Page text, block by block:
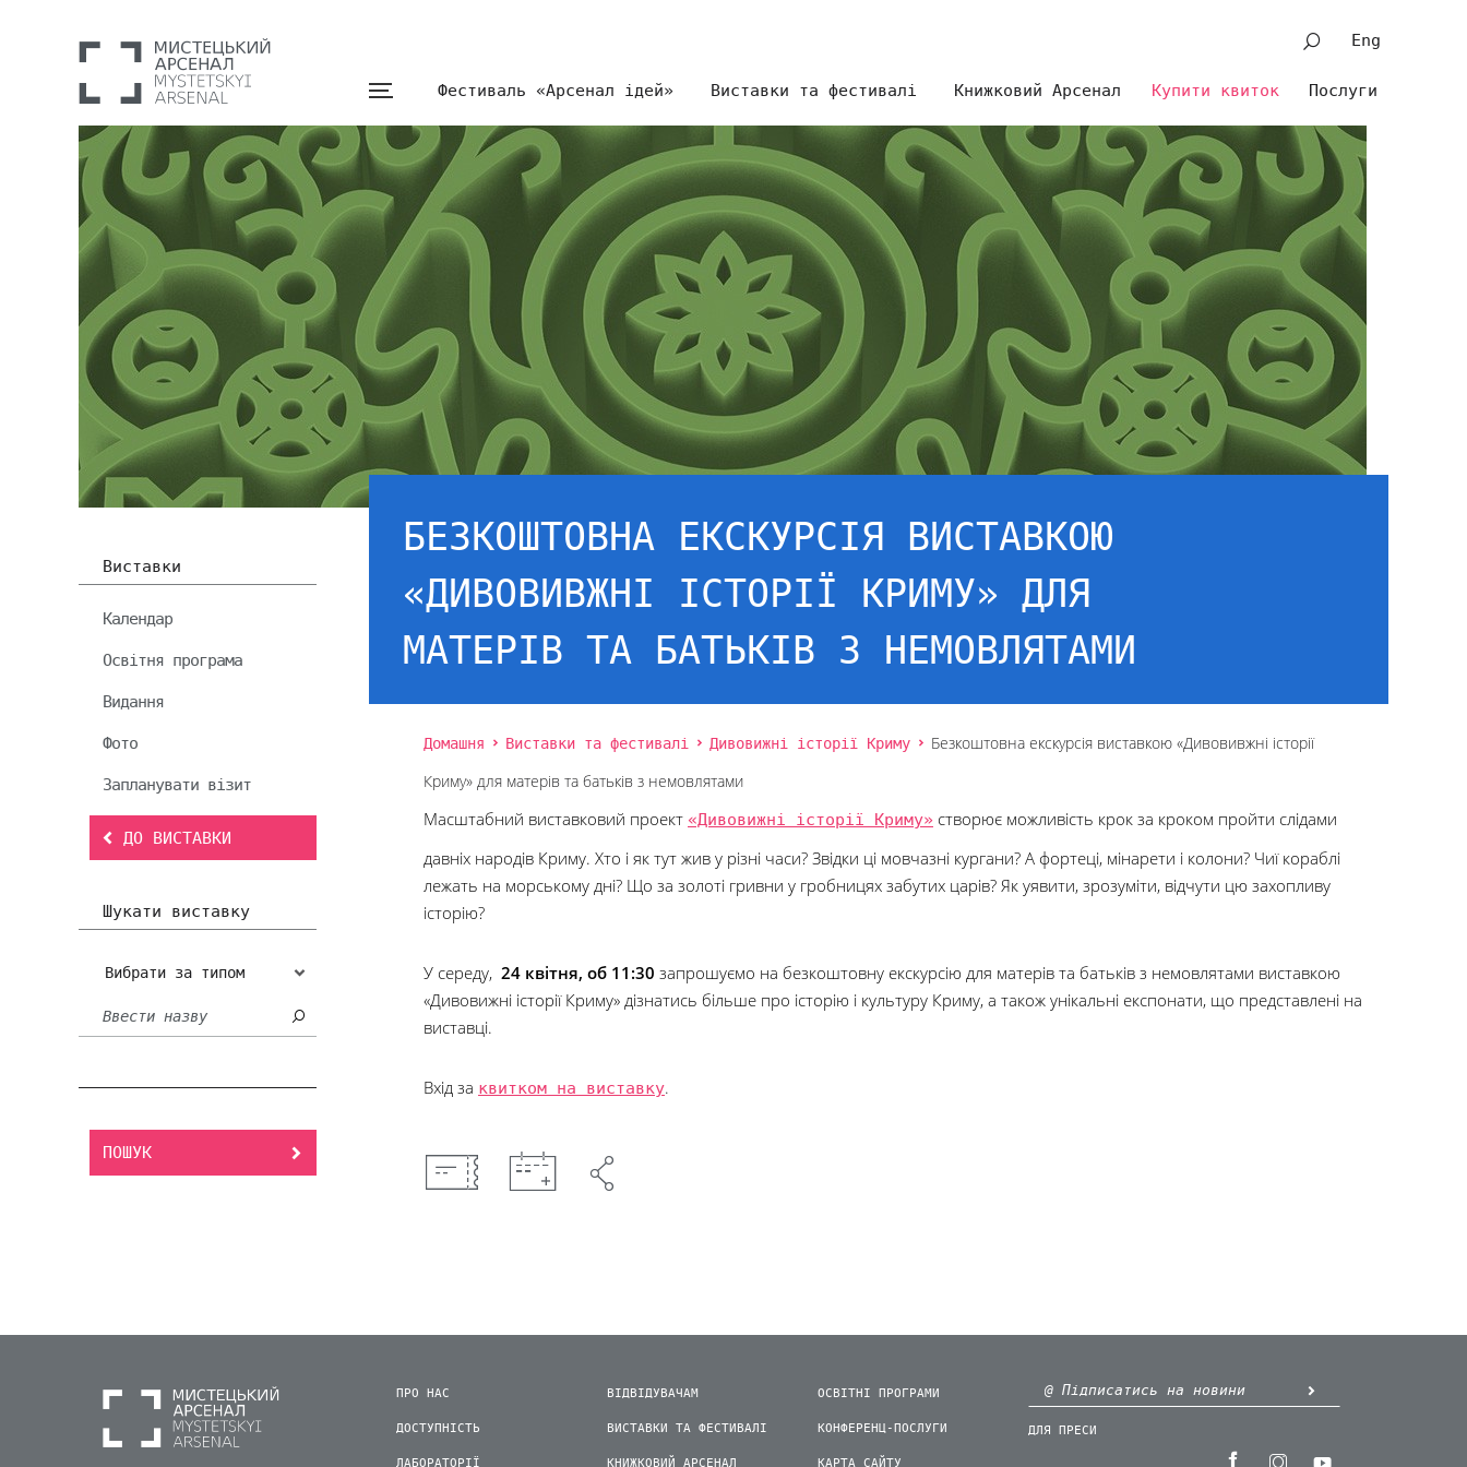
Eng
Фестиваль «Арсенал ідей» Виставки та фестивалі Книжковий Арсенал Послуги
Купити квиток
Виставки
Календар
Освітня програма
Видання
Фото
Запланувати візит
ДО ВИСТАВКИ
Шукати виставку
Вибрати за типом
ПОШУК
БЕЗКОШТОВНА ЕКСКУРСІЯ ВИСТАВКОЮ
«ДИВОВИВЖНІ ІСТОРІЇ КРИМУ» ДЛЯ
МАТЕРІВ ТА БАТЬКІВ З НЕМОВЛЯТАМИ
Домашня Виставки та фестивалі Дивовижні історії Криму
Безкоштовна екскурсія виставкою «Дивовивжні історії
Криму» для матерів та батьків з немовлятами
Масштабний виставковий проект «Дивовижні історії Криму» створює можливість крок за кроком пройти слідами
давніх народів Криму. Хто і як тут жив у різні часи? Звідки ці мовчазні кургани? А фортеці, мінарети і колони? Чиї кораблі
лежать на морському дні? Що за золоті гривни у гробницях забутих царів? Як уявити, зрозуміти, відчути цю захопливу
історію?
У середу, 24 квітня, об 11:30 запрошуємо на безкоштовну екскурсію для матерів та батьків з немовлятами виставкою
«Дивовижні історії Криму» дізнатись більше про історію і культуру Криму, а також унікальні експонати, що представлені на
виставці.
Вхід за квитком на виставку.
ПРО НАС
ДОСТУПНІСТЬ
ЛАБОРАТОРІЇ
ВІДВІДУВАЧАМ
ВИСТАВКИ ТА ФЕСТИВАЛІ
КНИЖКОВИЙ АРСЕНАЛ
ОСВІТНІ ПРОГРАМИ
КОНФЕРЕНЦ-ПОСЛУГИ
КАРТА САЙТУ
ДЛЯ ПРЕСИ